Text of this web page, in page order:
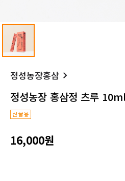
정성농장홍삼
정성농장 홍삼정 츠루
16,000원